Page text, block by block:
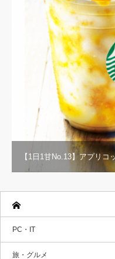
【1日1甘No.13】アプリ
PC・IT
旅・グルメ